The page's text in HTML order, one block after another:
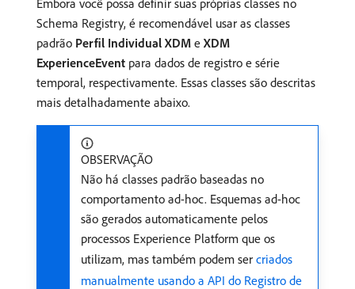
Embora você possa definir suas próprias classes no
Schema Registry, é recomendável usar as classes
padrão Perfil Individual XDM e XDM
ExperienceEvent para dados de registro e série
temporal, respectivamente. Essas classes são descritas
mais detalhadamente abaixo.
OBSERVAÇÃO
Não há classes padrão baseadas no
comportamento ad-hoc. Esquemas ad-hoc
são gerados automaticamente pelos
processos Experience Platform que os
utilizam, mas também podem ser criados
manualmente usando a API do Registro de